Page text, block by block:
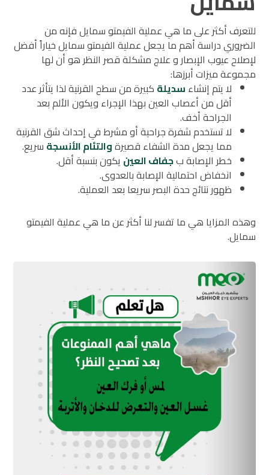
للتعرف أكثر على ما هي عملية الفيمتو سمايل فإنه من
الضروري دراسة أهم ما يجعل عملية الفيمتو سمايل خياراً أفضل
لإصلاح عيوب الإبصار و علاج مشكلة قصر النظر هو أن لها
مجموعة ميزات أبرزها:
لا يتم إنشاء سديلة كبيرة من سطح القرنية لذا يتأثر عدد
أقل من أعصاب العين بهذا الإجراء ويكون الألم بعد
الجراحة أخف.
لا تستخدم شفرة جراحية أو مشرط في إحداث شق القرنية
مما يجعل مدة الشفاء قصيرةوالتئام الأنسجة سريع.
خطر الإصابة بجفاف العين يكون بنسبة أقل.
انخفاض احتمالية الإصابة بالعدوى.
ظهور نتائج حدة البصر سريعا بعد العملية.
وهذه المزايا هي ما تفسر لنا أكثر عن ما هي عملية الفيمتو
سمايل.